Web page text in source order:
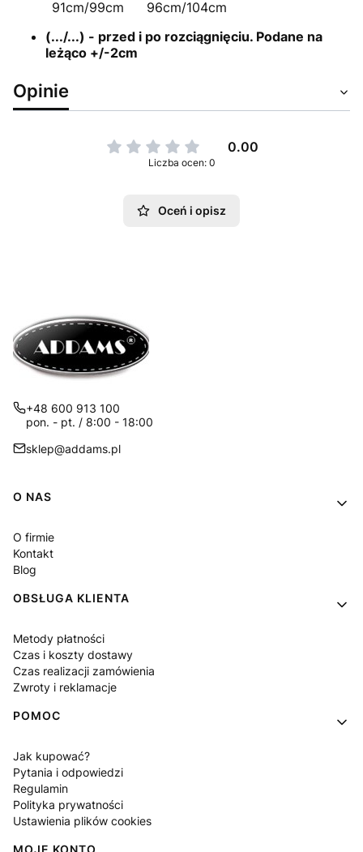
91cm/99cm
96cm/104cm
(.../...) - przed i po rozciągnięciu. Podane na
leżąco +/-2cm
Opinie
0.00
Liczba ocen: 0
Oceń i opisz
+48 600 913 100
pon. - pt. / 8:00 - 18:00
sklep@addams.pl
Linki w stopce
O NAS
O firmie
Kontakt
Blog
OBSŁUGA KLIENTA
Metody płatności
Czas i koszty dostawy
Czas realizacji zamówienia
Zwroty i reklamacje
POMOC
Jak kupować?
Pytania i odpowiedzi
Regulamin
Polityka prywatności
Ustawienia plików cookies